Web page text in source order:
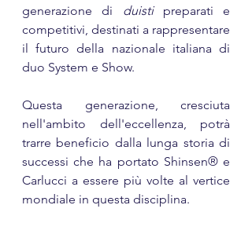
generazione di duisti preparati e
competitivi, destinati a rappresentare
il futuro della nazionale italiana di
duo System e Show.
Questa generazione, cresciuta
nell'ambito dell'eccellenza, potrà
trarre beneficio dalla lunga storia di
successi che ha portato Shinsen® e
Carlucci a essere più volte al vertice
mondiale in questa disciplina.